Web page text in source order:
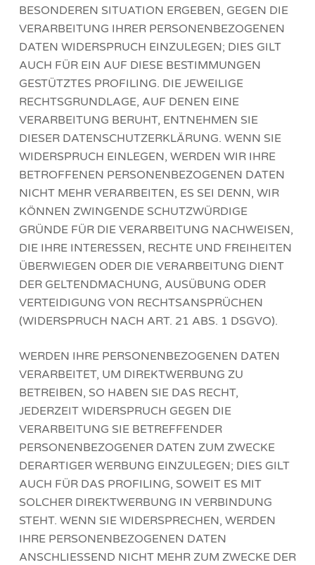
BESONDEREN SITUATION ERGEBEN, GEGEN DIE
VERARBEITUNG IHRER PERSONENBEZOGENEN
DATEN WIDERSPRUCH EINZULEGEN; DIES GILT
AUCH FÜR EIN AUF DIESE BESTIMMUNGEN
GESTÜTZTES PROFILING. DIE JEWEILIGE
RECHTSGRUNDLAGE, AUF DENEN EINE
VERARBEITUNG BERUHT, ENTNEHMEN SIE
DIESER DATENSCHUTZERKLÄRUNG. WENN SIE
WIDERSPRUCH EINLEGEN, WERDEN WIR IHRE
BETROFFENEN PERSONENBEZOGENEN DATEN
NICHT MEHR VERARBEITEN, ES SEI DENN, WIR
KÖNNEN ZWINGENDE SCHUTZWÜRDIGE
GRÜNDE FÜR DIE VERARBEITUNG NACHWEISEN,
DIE IHRE INTERESSEN, RECHTE UND FREIHEITEN
ÜBERWIEGEN ODER DIE VERARBEITUNG DIENT
DER GELTENDMACHUNG, AUSÜBUNG ODER
VERTEIDIGUNG VON RECHTSANSPRÜCHEN
(WIDERSPRUCH NACH ART. 21 ABS. 1 DSGVO).
WERDEN IHRE PERSONENBEZOGENEN DATEN
VERARBEITET, UM DIREKTWERBUNG ZU
BETREIBEN, SO HABEN SIE DAS RECHT,
JEDERZEIT WIDERSPRUCH GEGEN DIE
VERARBEITUNG SIE BETREFFENDER
PERSONENBEZOGENER DATEN ZUM ZWECKE
DERARTIGER WERBUNG EINZULEGEN; DIES GILT
AUCH FÜR DAS PROFILING, SOWEIT ES MIT
SOLCHER DIREKTWERBUNG IN VERBINDUNG
STEHT. WENN SIE WIDERSPRECHEN, WERDEN
IHRE PERSONENBEZOGENEN DATEN
ANSCHLIESSEND NICHT MEHR ZUM ZWECKE DER